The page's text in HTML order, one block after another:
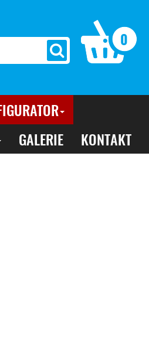
0
GALERIE KONTAKT